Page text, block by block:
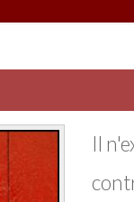
Il